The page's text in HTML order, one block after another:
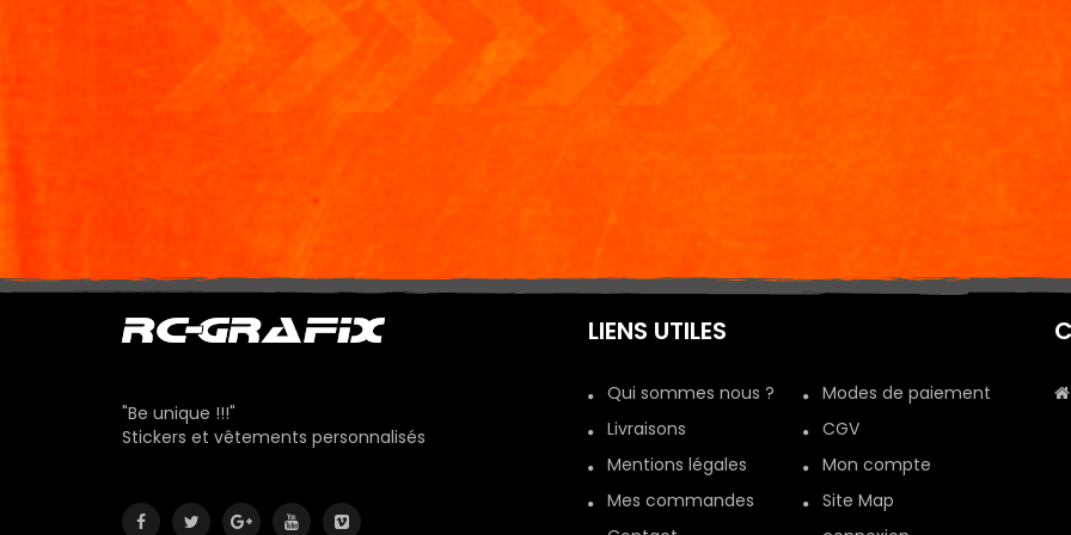
"Be unique !!!"
Stickers et vêtements personnalisés
LIENS UTILES
Qui sommes nous ?
Modes de paiement
Livraisons
CGV
Mentions légales
Mon compte
Mes commandes
Site Map